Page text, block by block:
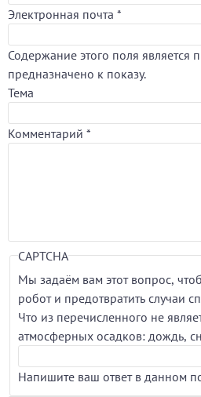
Электронная почта *
Содержание этого поля является
предназначено к показу.
Тема
Комментарий *
CAPTCHA
Мы задаём вам этот вопрос,
робот и предотвратить случаи
Что из перечисленного не
атмосферных осадков: дождь,
Напишите ваш ответ в данном